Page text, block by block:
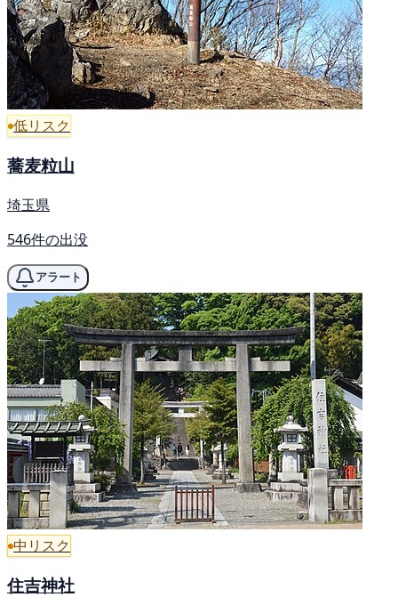
低リスク
蕎麦粒山
埼玉県
546件の出没
アラート
中リスク
住吉神社